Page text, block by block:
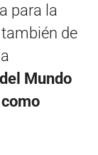
para la
de
Mundo